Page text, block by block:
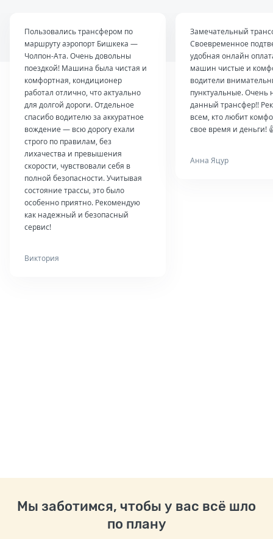
Пользовались трансфером по
маршруту аэропорт Бишкека —
Чолпон-Ата. Очень довольны
поездкой! Машина была чистая и
комфортная, кондиционер
работал отлично, что актуально
для долгой дороги. Отдельное
спасибо водителю за аккуратное
вождение — всю дорогу ехали
строго по правилам, без
лихачества и превышения
скорости, чувствовали себя в
полной безопасности. Учитывая
состояние трассы, это было
особенно приятно. Рекомендую
как надежный и безопасный
сервис!
Виктория
Замечательный
Своевременное
удобная онлайн
машин чистые и
водители
пунктуальные. Очень
данный трансфер!!
всем, кто любит
свое время и деньги!
Анна Яцур
Мы заботимся, чтобы у вас всё шло
по плану